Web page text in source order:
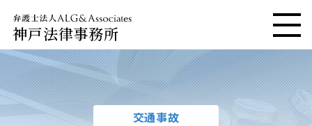
神戸法律事務所
交通事故